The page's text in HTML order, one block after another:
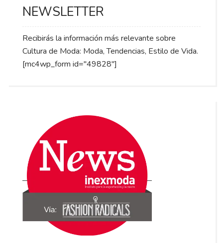
NEWSLETTER
Recibirás la información más relevante sobre
Cultura de Moda: Moda, Tendencias, Estilo de Vida.
[mc4wp_form id="49828"]